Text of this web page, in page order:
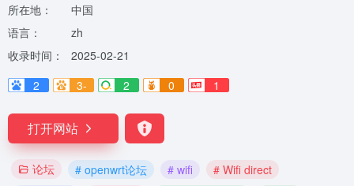
所在地：
中国
语言：
zh
收录时间：
2025-02-21
2
3- 2 0 1
打开网站
论坛 # openwrt论坛 # wifi
# Wifi direct